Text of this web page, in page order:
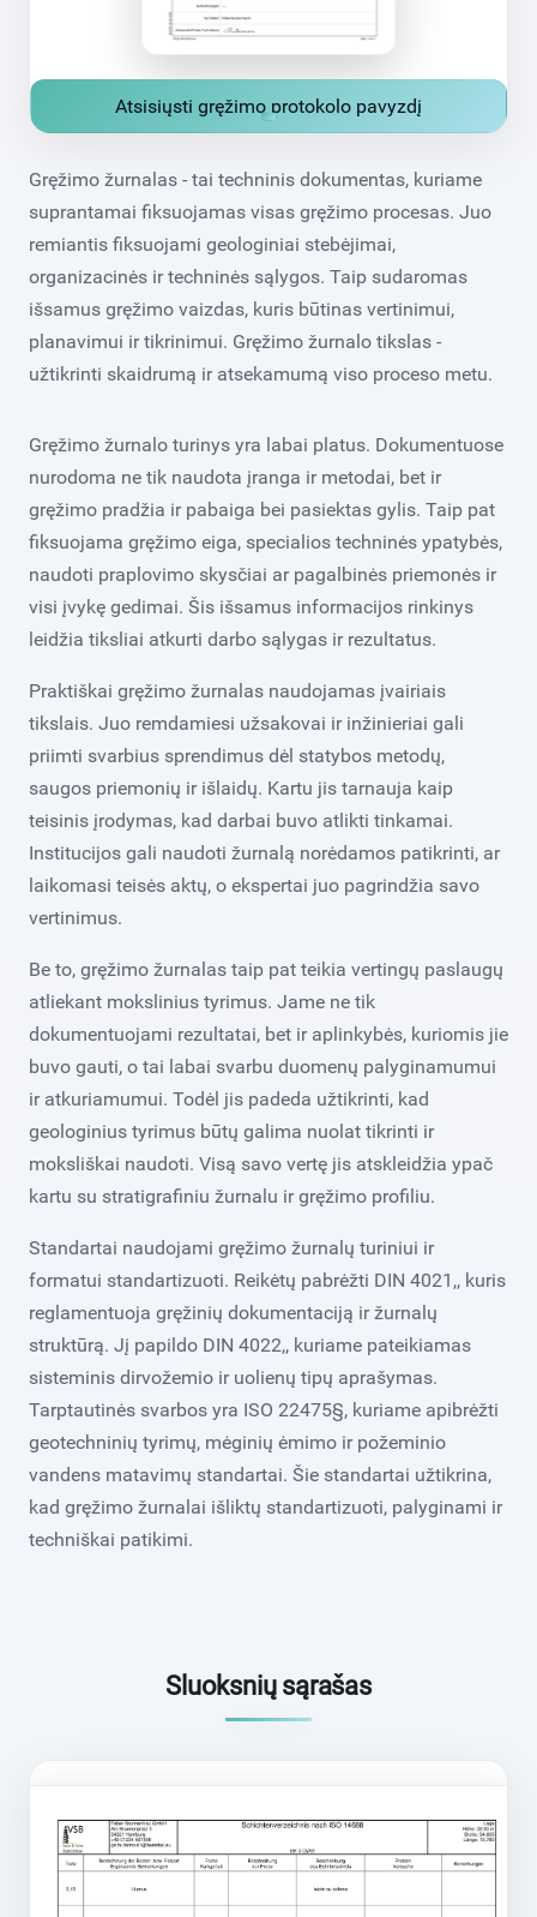
Atsisiųsti gręžimo protokolo pavyzdį
Gręžimo žurnalas - tai techninis dokumentas, kuriame
suprantamai fiksuojamas visas gręžimo procesas. Juo
remiantis fiksuojami geologiniai stebėjimai,
organizacinės ir techninės sąlygos. Taip sudaromas
išsamus gręžimo vaizdas, kuris būtinas vertinimui,
planavimui ir tikrinimui. Gręžimo žurnalo tikslas -
užtikrinti skaidrumą ir atsekamumą viso proceso metu.
Gręžimo žurnalo turinys yra labai platus. Dokumentuose
nurodoma ne tik naudota įranga ir metodai, bet ir
gręžimo pradžia ir pabaiga bei pasiektas gylis. Taip pat
fiksuojama gręžimo eiga, specialios techninės ypatybės,
naudoti praplovimo skysčiai ar pagalbinės priemonės ir
visi įvykę gedimai. Šis išsamus informacijos rinkinys
leidžia tiksliai atkurti darbo sąlygas ir rezultatus.
Praktiškai gręžimo žurnalas naudojamas įvairiais
tikslais. Juo remdamiesi užsakovai ir inžinieriai gali
priimti svarbius sprendimus dėl statybos metodų,
saugos priemonių ir išlaidų. Kartu jis tarnauja kaip
teisinis įrodymas, kad darbai buvo atlikti tinkamai.
Institucijos gali naudoti žurnalą norėdamos patikrinti, ar
laikomasi teisės aktų, o ekspertai juo pagrindžia savo
vertinimus.
Be to, gręžimo žurnalas taip pat teikia vertingų paslaugų
atliekant mokslinius tyrimus. Jame ne tik
dokumentuojami rezultatai, bet ir aplinkybės, kuriomis jie
buvo gauti, o tai labai svarbu duomenų palyginamumui
ir atkuriamumui. Todėl jis padeda užtikrinti, kad
geologinius tyrimus būtų galima nuolat tikrinti ir
moksliškai naudoti. Visą savo vertę jis atskleidžia ypač
kartu su stratigrafiniu žurnalu ir gręžimo profiliu.
Standartai naudojami gręžimo žurnalų turiniui ir
formatui standartizuoti. Reikėtų pabrėžti DIN 4021,, kuris
reglamentuoja gręžinių dokumentaciją ir žurnalų
struktūrą. Jį papildo DIN 4022,, kuriame pateikiamas
sisteminis dirvožemio ir uolienų tipų aprašymas.
Tarptautinės svarbos yra ISO 22475§, kuriame apibrėžti
geotechninių tyrimų, mėginių ėmimo ir požeminio
vandens matavimų standartai. Šie standartai užtikrina,
kad gręžimo žurnalai išliktų standartizuoti, palyginami ir
techniškai patikimi.
Sluoksnių sąrašas